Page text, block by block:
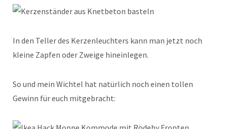
In den Teller des Kerzenleuchters kann man jetzt noch
kleine Zapfen oder Zweige hineinlegen.
So und mein Wichtel hat natürlich noch einen tollen
Gewinn für euch mitgebracht: